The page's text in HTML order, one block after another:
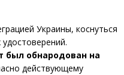
Украины, коснуться
был обнародован на
действующему